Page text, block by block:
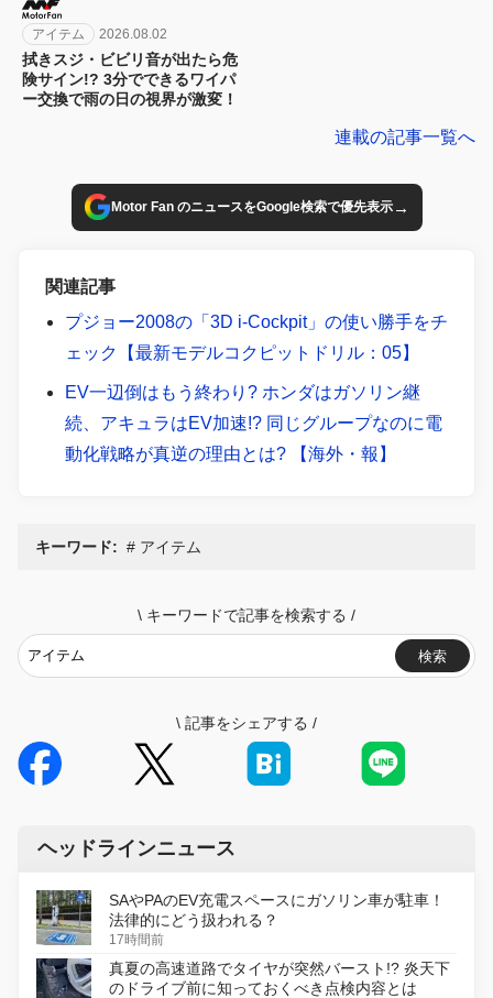
アイテム 2026.08.02
拭きスジ・ビビリ音が出たら危
険サイン!? 3分でできるワイパ
ー交換で雨の日の視界が激変！
連載の記事一覧へ
Motor Fan のニュースをGoogle検索で優先表示→
関連記事
プジョー2008の「3D i-Cockpit」の使い勝手をチ
ェック【最新モデルコクピットドリル：05】
EV一辺倒はもう終わり? ホンダはガソリン継
続、アキュラはEV加速!? 同じグループなのに電
動化戦略が真逆の理由とは? 【海外・報】
キーワード: アイテム
\ キーワードで記事を検索する /
検索
\ 記事をシェアする /
ヘッドラインニュース
SAやPAのEV充電スペースにガソリン車が駐車！
法律的にどう扱われる？
17時間前
真夏の高速道路でタイヤが突然バースト!? 炎天下
のドライブ前に知っておくべき点検内容とは